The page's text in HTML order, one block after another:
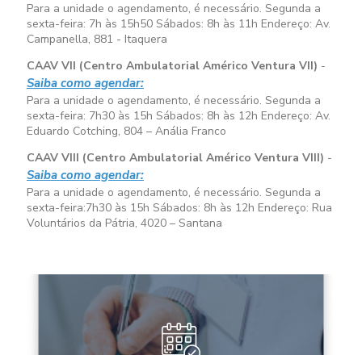
Para a unidade o agendamento, é necessário. Segunda a
sexta-feira: 7h às 15h50 Sábados: 8h às 11h Endereço: Av.
Campanella, 881 - Itaquera
CAAV VII (Centro Ambulatorial Américo Ventura VII) -
Saiba como agendar:
Para a unidade o agendamento, é necessário. Segunda a
sexta-feira: 7h30 às 15h Sábados: 8h às 12h Endereço: Av.
Eduardo Cotching, 804 – Anália Franco
CAAV VIII (Centro Ambulatorial Américo Ventura VIII) -
Saiba como agendar:
Para a unidade o agendamento, é necessário. Segunda a
sexta-feira:7h30 às 15h Sábados: 8h às 12h Endereço: Rua
Voluntários da Pátria, 4020 – Santana